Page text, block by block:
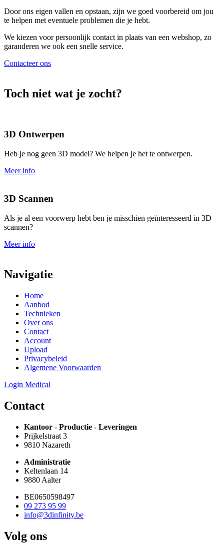
Door ons eigen vallen en opstaan, zijn we goed voorbereid om jou
te helpen met eventuele problemen die je hebt.
We kiezen voor persoonlijk contact in plaats van een webshop, zo
garanderen we ook een snelle service.
Contacteer ons
Toch niet wat je zocht?
3D Ontwerpen
Heb je nog geen 3D model? We helpen je het te ontwerpen.
Meer info
3D Scannen
Als je al een voorwerp hebt ben je misschien geïnteresseerd in 3D
scannen?
Meer info
Navigatie
Home
Aanbod
Technieken
Over ons
Contact
Account
Upload
Privacybeleid
Algemene Voorwaarden
Login Medical
Contact
Kantoor - Productie - Leveringen
Prijkelstraat 3
9810 Nazareth
Administratie
Keltenlaan 14
9880 Aalter
BE0650598497
09 273 95 99
info@3dinfinity.be
Volg ons